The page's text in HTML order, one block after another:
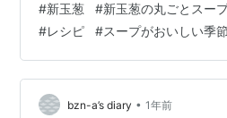
くつくつ、煮ていきます。中心
り、ほっかり、浮いてくるのが
器にとり、玉葱のトップにバタ
をたらぁり。熱々で供します。
（笑）。中村屋の肉まんも熱々
#新玉葱 #新玉葱の丸ごとスー
#レシピ #スープがおいしい季
bzn-a’s diary • 1年前